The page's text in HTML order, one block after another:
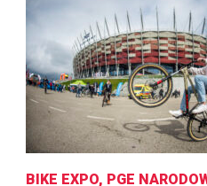
BIKE EXPO, PGE